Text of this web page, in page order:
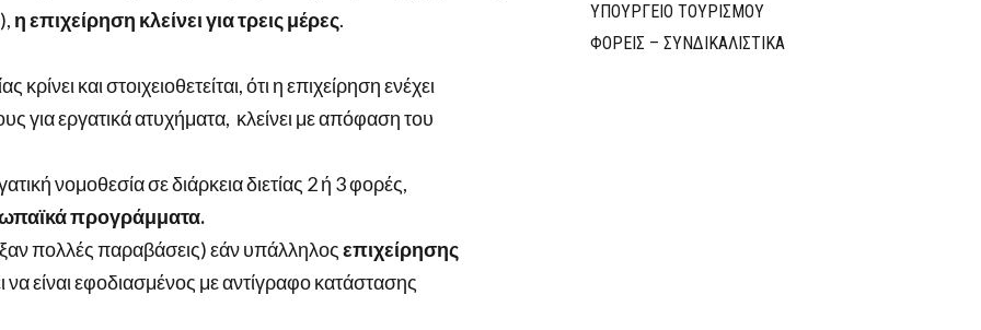
η επιχείρηση κλείνει για τρεις μέρες.
και στοιχειοθετείται, ότι η επιχείρηση ενέχει
για εργατικά ατυχήματα, κλείνει με απόφαση του
νομοθεσία σε διάρκεια διετίας 2 ή 3 φορές,
προγράμματα.
πολλές παραβάσεις) εάν υπάλληλοςεπιχείρησης
να είναι εφοδιασμένος με αντίγραφο κατάστασης
ΥΠΟΥΡΓΕΙΟ ΤΟΥΡΙΣΜΟΥ
ΦΟΡΕΙΣ – ΣΥΝΔΙΚΑΛΙΣΤΙΚΑ